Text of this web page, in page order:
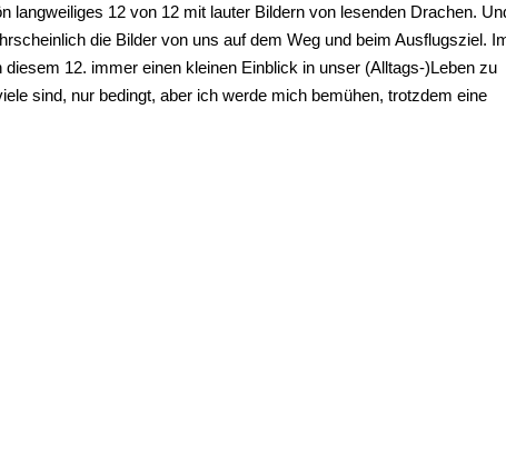
langweiliges 12 von 12 mit lauter Bildern von lesenden Drachen.
die Bilder von uns auf dem Weg und beim Ausflugsziel.
12. immer einen kleinen Einblick in unser (Alltags-)Leben zu
sind, nur bedingt, aber ich werde mich bemühen, trotzdem eine